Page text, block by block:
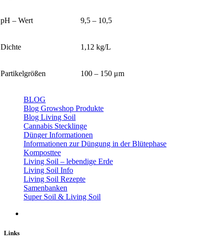
pH – Wert 9,5 – 10,5
Dichte 1,12 kg/L
Partikelgrößen 100 – 150 μm
BLOG
Blog Growshop Produkte
Blog Living Soil
Cannabis Stecklinge
Dünger Informationen
Informationen zur Düngung in der Blütephase
Komposttee
Living Soil – lebendige Erde
Living Soil Info
Living Soil Rezepte
Samenbanken
Super Soil & Living Soil
Links